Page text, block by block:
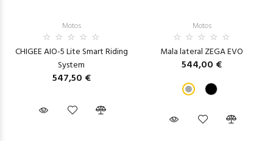
Motos
CHIGEE AIO-5 Lite Smart Riding
System
547,50 €
Motos
Mala lateral ZEGA EVO
544,00 €